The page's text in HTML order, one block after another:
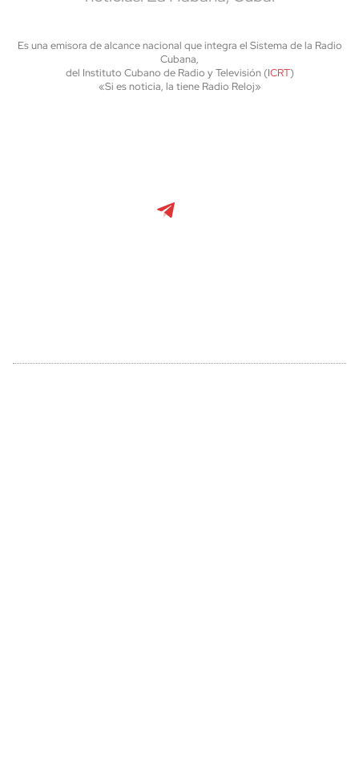
Es una emisora de alcance nacional que integra el Sistema de la Radio
Cubana,
del Instituto Cubano de Radio y Televisión (ICRT)
«Si es noticia, la tiene Radio Reloj»